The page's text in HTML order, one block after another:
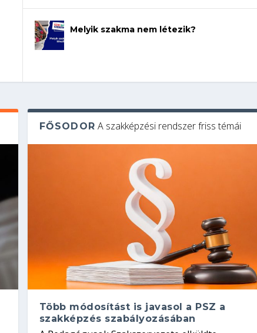
Melyik szakma nem létezik?
FŐSODOR A szakképzési rendszer friss témái
Több módosítást is javasol a PSZ a
szakképzés szabályozásában